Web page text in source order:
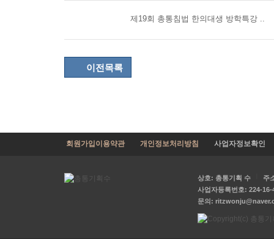
제19회 총통침법 한의대생 방학특강 ..
이전목록
회원가입이용약관 개인정보처리방침 사업자정보확인
상호: 총통기획 수
주
사업자등록번호: 224-
문의: